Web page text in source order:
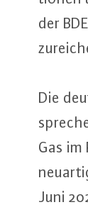
der
Die
Gas
Juni